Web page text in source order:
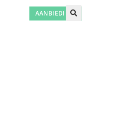
AANBIEDING!